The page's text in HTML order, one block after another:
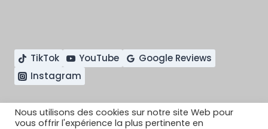
TikTok YouTube
Google Reviews
Instagram